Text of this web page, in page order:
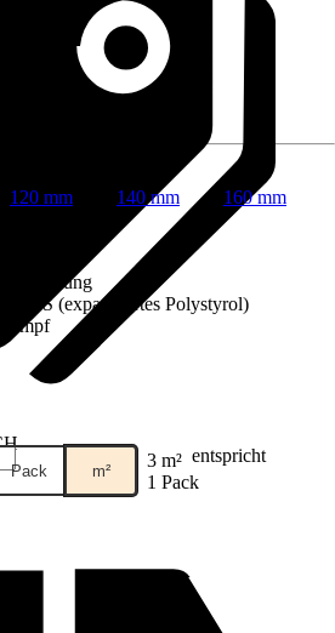
120 mm 140 mm
160 mm
EPS (expandiertes Polystyrol)
Stumpf
Pack m² 3 m² entspricht
1 Pack